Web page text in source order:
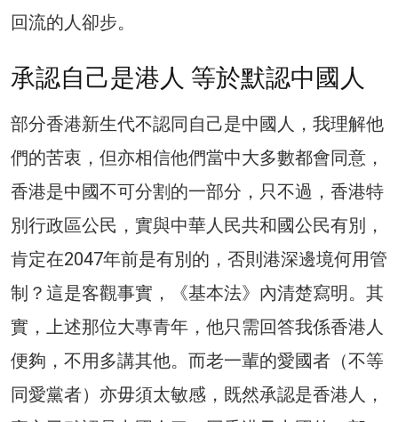
回流的人卻步。
承認自己是港人 等於默認中國人
部分香港新生代不認同自己是中國人，我理解他
們的苦衷，但亦相信他們當中大多數都會同意，
香港是中國不可分割的一部分，只不過，香港特
別行政區公民，實與中華人民共和國公民有別，
肯定在2047年前是有別的，否則港深邊境何用管
制？這是客觀事實，《基本法》內清楚寫明。其
實，上述那位大專青年，他只需回答我係香港人
便夠，不用多講其他。而老一輩的愛國者（不等
同愛黨者）亦毋須太敏感，既然承認是香港人，